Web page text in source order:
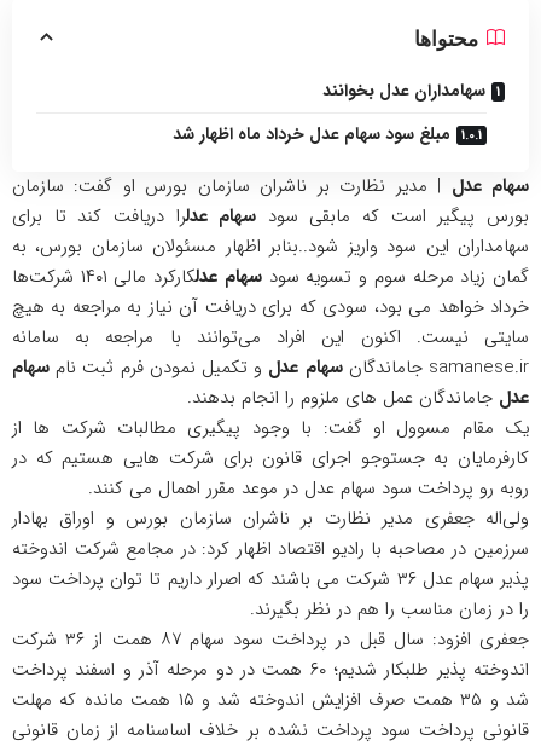
محتواها
سهامداران عدل بخوانند
مبلغ سود سهام عدل خرداد ماه اظهار شد
سهام عدل | مدیر نظارت بر ناشران سازمان بورس او گفت: سازمان
بورس پیگیر است که مابقی سود سهام عدلرا دریافت کند تا برای
سهامداران این سود واریز شود..بنابر اظهار مسئولان سازمان بورس، به
گمان زیاد مرحله سوم و تسویه سودسهام عدل
کارکرد مالی ۱۴۰۱ شرکت‌ها
خرداد خواهد می بود، سودی که برای دریافت آن نیاز به مراجعه به هیچ
سایتی نیست. اکنون این افراد می‌توانند با مراجعه به سامانه
samanese.ir جاماندگان
سهام عدل و تکمیل نمودن فرم ثبت نام سهام
عدل جاماندگان عمل های ملزوم را انجام بدهند.
یک مقام مسوول او گفت: با وجود پیگیری مطالبات شرکت ها از
کارفرمایان به جستوجو اجرای قانون برای شرکت هایی هستیم که در
روبه رو پرداخت سود سهام عدل در موعد مقرر اهمال می کنند.
ولی‌اله جعفری مدیر نظارت بر ناشران سازمان بورس و اوراق بهادار
سرزمین در مصاحبه با رادیو اقتصاد اظهار کرد: در مجامع شرکت اندوخته
پذیر سهام عدل ۳۶ شرکت می باشند که اصرار داریم تا توان پرداخت سود
را در زمان مناسب را هم در نظر بگیرند.
جعفری افزود: سال قبل در پرداخت سود سهام ۸۷ همت از ۳۶ شرکت
اندوخته پذیر طلبکار شدیم؛ ۶۰ همت در دو مرحله آذر و اسفند پرداخت
شد و ۳۵ همت صرف افزایش اندوخته شد و ۱۵ همت مانده که مهلت
قانونی پرداخت سود پرداخت نشده بر خلاف اساسنامه از زمان قانونی